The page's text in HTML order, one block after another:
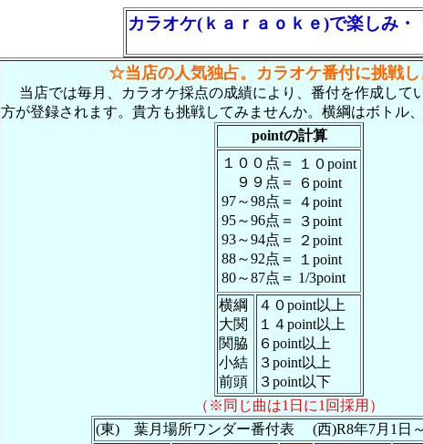
カラオケ(ｋａｒａｏｋｅ)で楽しみ・
☆当店の人気独占。カラオケ番付に挑戦し
当店では毎月、カラオケ採点の成績により、番付を作成して
方が登録されます。貴方も挑戦してみませんか。横綱はボトル
pointの計算
１００点＝
９９点＝
97～98点＝
95～96点＝
93～94点＝
88～92点＝
80～87点＝
１０point
６point
４point
３point
２point
１point
1/3point
横綱
大関
関脇
小結
前頭
４０point以上
１４point以上
６point以上
３point以上
３point以下
（※同じ曲は1日に1回採用）
(東) 葉月場所ワンダー番付表 (西)R8年7月1日～